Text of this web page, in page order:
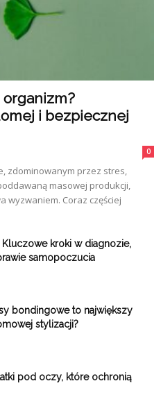
i bezpiecznej
0
zdominowanym przez stres,
masowej produkcji,
wyzwaniem. Coraz częściej
Kluczowe kroki w diagnozie,
samopoczucia
bondingowe to największy
stylizacji?
pod oczy, które ochronią